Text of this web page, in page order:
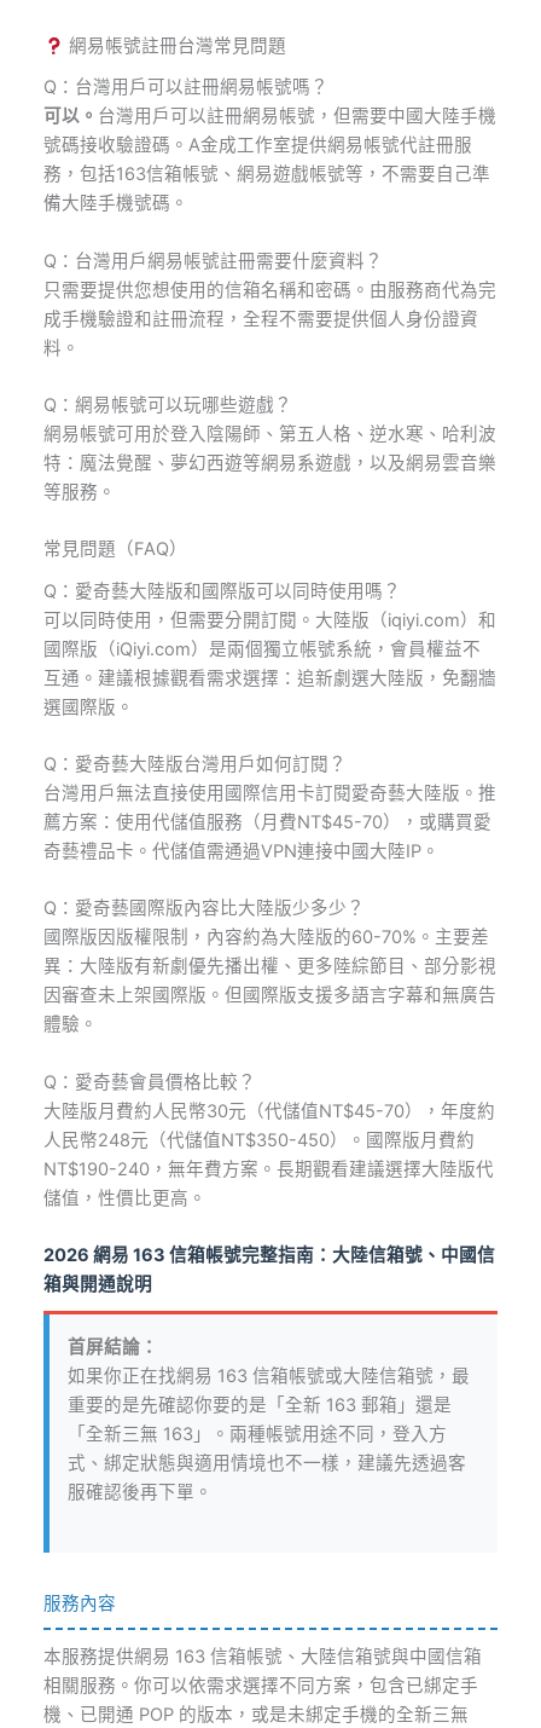
網易帳號註冊台灣常見問題
Q：台灣用戶可以註冊網易帳號嗎？
可以。 台灣用戶可以註冊網易帳號，但需要中國大陸手機
號碼接收驗證碼。A金成工作室提供網易帳號代註冊服
務，包括163信箱帳號、網易遊戲帳號等，不需要自己準
備大陸手機號碼。
Q：台灣用戶網易帳號註冊需要什麼資料？
只需要提供您想使用的信箱名稱和密碼。由服務商代為完
成手機驗證和註冊流程，全程不需要提供個人身份證資
料。
Q：網易帳號可以玩哪些遊戲？
網易帳號可用於登入陰陽師、第五人格、逆水寒、哈利波
特：魔法覺醒、夢幻西遊等網易系遊戲，以及網易雲音樂
等服務。
常見問題（FAQ）
Q：愛奇藝大陸版和國際版可以同時使用嗎？
可以同時使用，但需要分開訂閱。大陸版（iqiyi.com）和
國際版（iQiyi.com）是兩個獨立帳號系統，會員權益不
互通。建議根據觀看需求選擇：追新劇選大陸版，免翻牆
選國際版。
Q：愛奇藝大陸版台灣用戶如何訂閱？
台灣用戶無法直接使用國際信用卡訂閱愛奇藝大陸版。推
薦方案：使用代儲值服務（月費NT$45-70），或購買愛
奇藝禮品卡。代儲值需通過VPN連接中國大陸IP。
Q：愛奇藝國際版內容比大陸版少多少？
國際版因版權限制，內容約為大陸版的60-70%。主要差
異：大陸版有新劇優先播出權、更多陸綜節目、部分影視
因審查未上架國際版。但國際版支援多語言字幕和無廣告
體驗。
Q：愛奇藝會員價格比較？
大陸版月費約人民幣30元（代儲值NT$45-70），年度約
人民幣248元（代儲值NT$350-450）。國際版月費約
NT$190-240，無年費方案。長期觀看建議選擇大陸版代
儲值，性價比更高。
2026 網易 163 信箱帳號完整指南：大陸信箱號、中國信
箱與開通說明
首屏結論：
如果你正在找網易 163 信箱帳號或大陸信箱號，最
重要的是先確認你要的是「全新 163 郵箱」還是
「全新三無 163」。兩種帳號用途不同，登入方
式、綁定狀態與適用情境也不一樣，建議先透過客
服確認後再下單。
服務內容
本服務提供網易 163 信箱帳號、大陸信箱號與中國信箱
相關服務。你可以依需求選擇不同方案，包含已綁定手
機、已開通 POP 的版本，或是未綁定手機的全新三無